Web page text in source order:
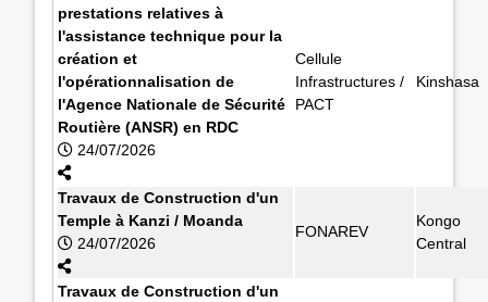
prestations relatives à
l'assistance technique pour la
création et
l'opérationnalisation de
l'Agence Nationale de Sécurité
Routière (ANSR) en RDC
24/07/2026
Cellule
Infrastructures /
PACT
Kinshasa
Travaux de Construction d'un
Temple à Kanzi / Moanda
24/07/2026
FONAREV
Kongo
Central
Travaux de Construction d'un